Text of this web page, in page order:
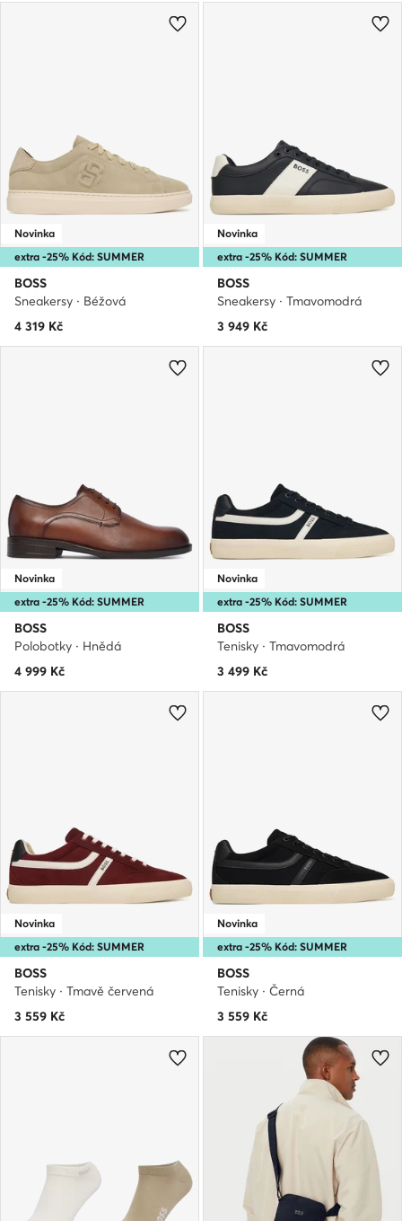
extra -25% Kód: SUMMER
Novinka
BOSS
Sneakersy · Béžová
4 319 Kč
extra -25% Kód: SUMMER
Novinka
BOSS
Sneakersy · Tmavomodrá
3 949 Kč
extra -25% Kód: SUMMER
Novinka
BOSS
Polobotky · Hnědá
4 999 Kč
extra -25% Kód: SUMMER
Novinka
BOSS
Tenisky · Tmavomodrá
3 499 Kč
extra -25% Kód: SUMMER
Novinka
BOSS
Tenisky · Tmavě červená
3 559 Kč
extra -25% Kód: SUMMER
Novinka
BOSS
Tenisky · Černá
3 559 Kč